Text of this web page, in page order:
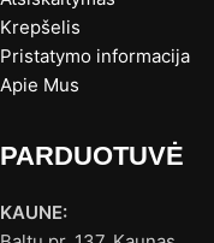
Krepšelis
Pristatymo informacija
Apie Mus
PARDUOTUVĖ
KAUNE: